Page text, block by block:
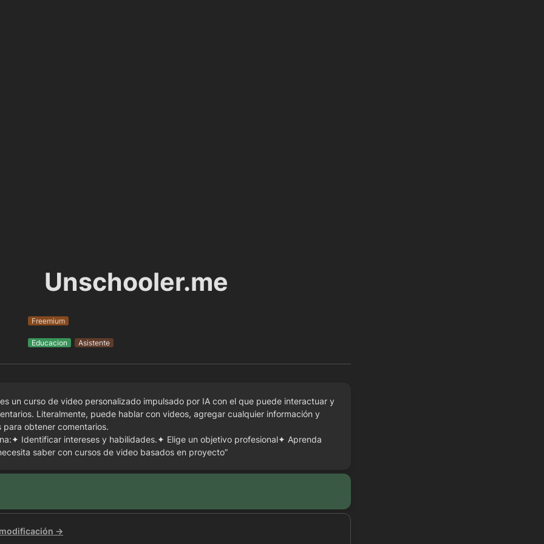
Unschooler.me
Freemium
Educacion Asistente
un curso de video personalizado impulsado por IA con el que puede interactuar y
Literalmente, puede hablar con videos, agregar cualquier información y
para obtener comentarios.
Identificar intereses y habilidades.✦ Elige un objetivo profesional✦ Aprenda
saber con cursos de video basados en proyecto”
→